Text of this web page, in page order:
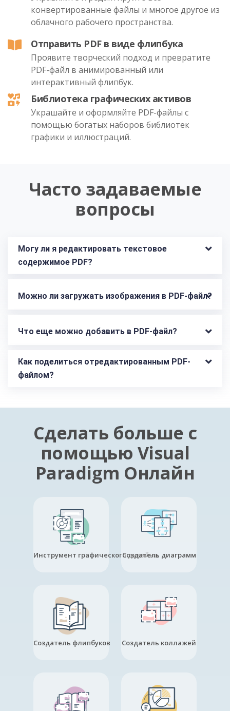
конвертированные файлы и многое другое из
облачного рабочего пространства.
Отправить PDF в виде флипбука
Проявите творческий подход и превратите
PDF-файл в анимированный или
интерактивный флипбук.
Библиотека графических активов
Украшайте и оформляйте PDF-файлы с
помощью богатых наборов библиотек
графики и иллюстраций.
Часто задаваемые
вопросы
Могу ли я редактировать текстовое
содержимое PDF?
Можно ли загружать изображения в PDF-файл?
Что еще можно добавить в PDF-файл?
Как поделиться отредактированным PDF-
файлом?
Сделать больше с
помощью Visual
Paradigm Онлайн
Инструмент графического дизайнаСоздатель диаграмм
Создатель флипбуков Создатель коллажей